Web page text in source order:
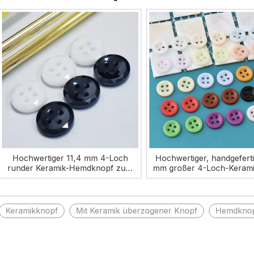
Hochwertiger 11,4 mm 4-Loch
runder Keramik-Hemdknopf zum
Nähen zum Verkauf
Hochwertiger,
mm großer 4-Loch-
für Hemden
Keramikknopf Mit Keramik überzogener Knopf